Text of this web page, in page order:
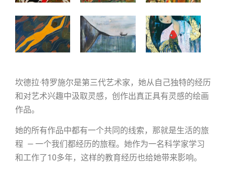
坎德拉·特罗施尔是第三代艺术家，她从自己独特的经历
和对艺术兴趣中汲取灵感，创作出真正具有灵感的绘画
作品。
她的所有作品中都有一个共同的线索，那就是生活的旅
程 — 一个我们都经历的旅程。她作为一名科学家学习
和工作了10多年，这样的教育经历也给她带来影响。